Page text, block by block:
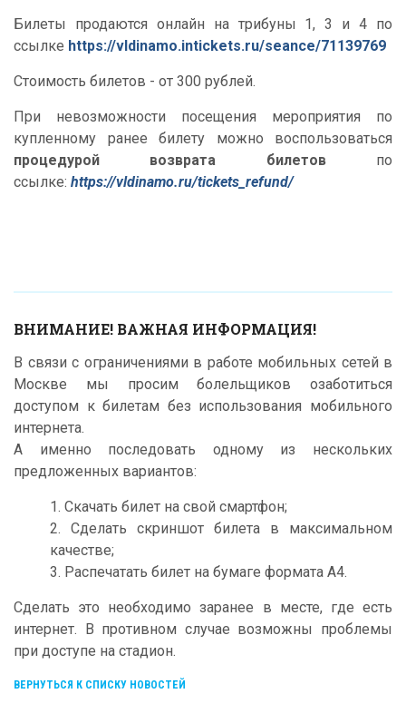
Билеты продаются онлайн на трибуны 1, 3 и 4 по
ссылке https://vldinamo.intickets.ru/seance/71139769
Стоимость билетов - от 300 рублей.
При невозможности посещения мероприятия по
купленному ранее билету можно воспользоваться
процедурой возврата билетовпо
ссылке: https://vldinamo.ru/tickets_refund/
ВНИМАНИЕ! ВАЖНАЯ ИНФОРМАЦИЯ!
В связи с ограничениями в работе мобильных сетей в
Москве мы просим болельщиков озаботиться
доступом к билетам без использования мобильного
интернета.
А именно последовать одному из нескольких
предложенных вариантов:
1. Скачать билет на свой смартфон;
2. Сделать скриншот билета в максимальном
качестве;
3. Распечатать билет на бумаге формата А4.
Сделать это необходимо заранее в месте, где есть
интернет. В противном случае возможны проблемы
при доступе на стадион.
ВЕРНУТЬСЯ К СПИСКУ НОВОСТЕЙ